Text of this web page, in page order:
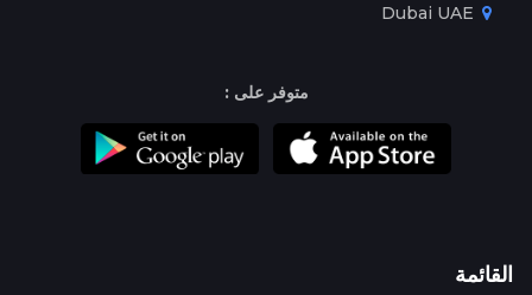
متوفر على :
القائمة